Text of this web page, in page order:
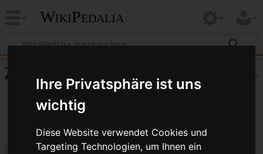
Ihre Privatsphäre ist uns
wichtig
Diese Website verwendet Cookies und
Targeting Technologien, um Ihnen ein
WikiPedalia
Hilfe
Zitierhilfe